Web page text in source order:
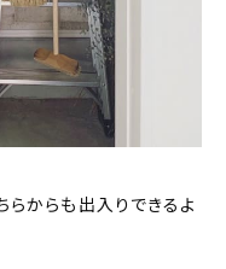
からも出入りできるよ